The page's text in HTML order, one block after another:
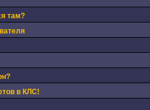
там?
в КЛС!